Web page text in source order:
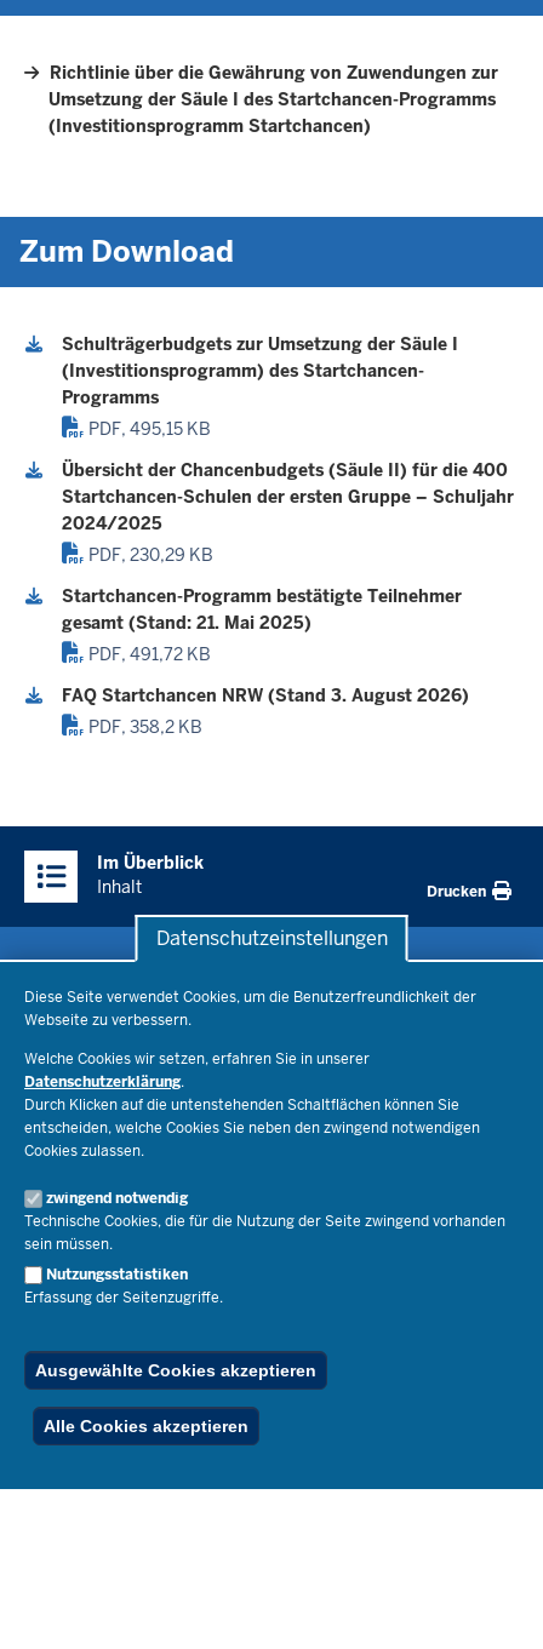
Datenschutzeinstellungen
Diese Seite verwendet Cookies, um die Benutzerfreundlichkeit der
Webseite zu verbessern.
Welche Cookies wir setzen, erfahren Sie in unserer
Datenschutzerklärung.
Durch Klicken auf die untenstehenden Schaltflächen können Sie
entscheiden, welche Cookies Sie neben den zwingend notwendigen
Cookies zulassen.
zwingend notwendig
Technische Cookies, die für die Nutzung der Seite zwingend vorhanden
sein müssen.
Nutzungsstatistiken
Erfassung der Seitenzugriffe.
Ausgewählte Cookies akzeptieren
Alle Cookies akzeptieren
Richtlinie über die Gewährung von Zuwendungen zur
Umsetzung der Säule I des Startchancen-Programms
(Investitionsprogramm Startchancen)
Zum Download
Schulträgerbudgets zur Umsetzung der Säule I
(Investitionsprogramm) des Startchancen-
Programms
PDF, 495,15 KB
Übersicht der Chancenbudgets (Säule II) für die 400
Startchancen-Schulen der ersten Gruppe – Schuljahr
2024/2025
PDF, 230,29 KB
Startchancen-Programm bestätigte Teilnehmer
gesamt (Stand: 21. Mai 2025)
PDF, 491,72 KB
FAQ Startchancen NRW (Stand 3. August 2026)
PDF, 358,2 KB
Inhalte
Im Überblick
Inhalt
Drucken
Bildungsthemen
Lehrkräfte
Recht
Schulleben
Ministerium
Ministerin Dorothee Feller
Staatssekretär Dr. Urban Mauer
Open Government
Bibliothek
Geschäftsbereich
Presse
Pressefotos
Social Media
Pressekontakt
Service
Schule(n) suchen
Kontakt
Der Weg zu uns
Publikationen
RSS-Feed
Ferienordnung
Spezialangebote
© 2026 Bildungsportal NRW
Below
Footer
Menu
Inhalt Impressum Datenschutz